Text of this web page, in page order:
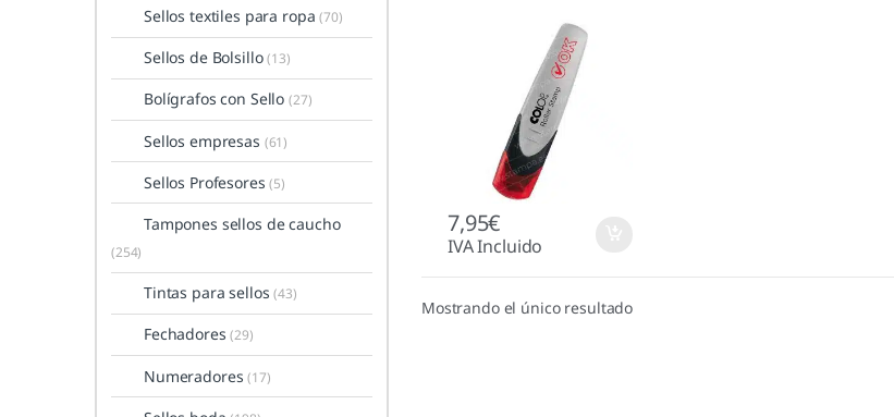
7,95€
IVA Incluido
Mostrando el único resultado
Sellos textiles para ropa(70)
Sellos de Bolsillo(13)
Bolígrafos con Sello(27)
Sellos empresas (61)
Sellos Profesores(5)
Tampones sellos de caucho
(254)
Tintas para sellos(43)
Fechadores(29)
Numeradores(17)